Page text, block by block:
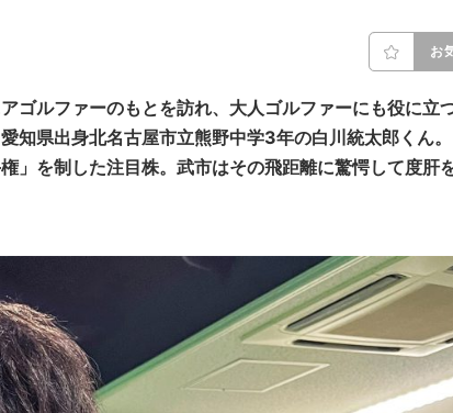
お
ゴルファーのもとを訪れ、大人ゴルファーにも役に立
知県出身北名古屋市立熊野中学3年の白川統太郎くん。
」を制した注目株。武市はその飛距離に驚愕して度肝